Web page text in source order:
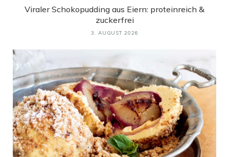
Viraler Schokopudding aus Eiern: proteinreich &
zuckerfrei
3. AUGUST 2026